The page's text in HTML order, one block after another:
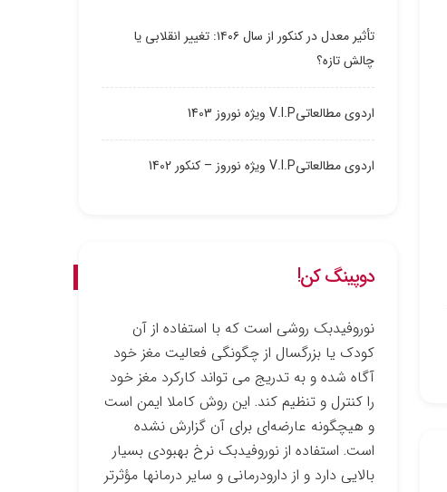
تأثیر معدل در کنکور از سال ۱۴۰۶: تغییر انقلابی یا
چالش تازه؟
اردوی مطالعاتیV.I.P ویژه نوروز 1403
اردوی مطالعاتیV.I.P ویژه نوروز – کنکور 1402
دوپینگ کن!
نوروفیدبک روشی است که با استفاده از آن
کودک یا بزرگسال از چگونگی فعالیت مغز خود
آگاه شده و به تدریج می ­تواند کارکرد مغز خود
را کنترل و تنظیم کند. این روش کاملا ایمن است
و هیچ­گونه عارضه‌ای برای آن گزارش نشده
است. استفاده از نوروفیدبک نرخ بهبودی بسیار
بالایی دارد و از دارو­درمانی و سایر درمان­ها مؤثرتر